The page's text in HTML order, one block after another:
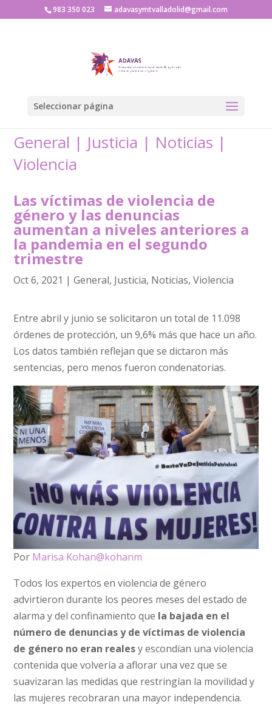
983 350 023 adavasymtvalladolid@gmail.com
Seleccionar página
General | Justicia | Noticias |
Violencia
Las víctimas de violencia de
género y las denuncias
aumentan a niveles anteriores a
la pandemia en el segundo
trimestre
Oct 6, 2021 |General, Justicia, Noticias,Violencia
Entre abril y junio se solicitaron un total de 11.098
órdenes de protección, un 9,6% más que hace un año.
Los datos también reflejan que se dictaron más
sentencias, pero menos fueron condenatorias.
Por Marisa Kohan@kohanm
Todos los expertos en violencia de género
advirtieron durante los peores meses del estado de
alarma y del confinamiento que la bajada en el
número de denuncias y de víctimas de violencia
de género no eran realesy escondían una violencia
contenida que volvería a aflorar una vez que se
suavizaran las medidas que restringían la movilidad y
las mujeres recobraran una mayor independencia.